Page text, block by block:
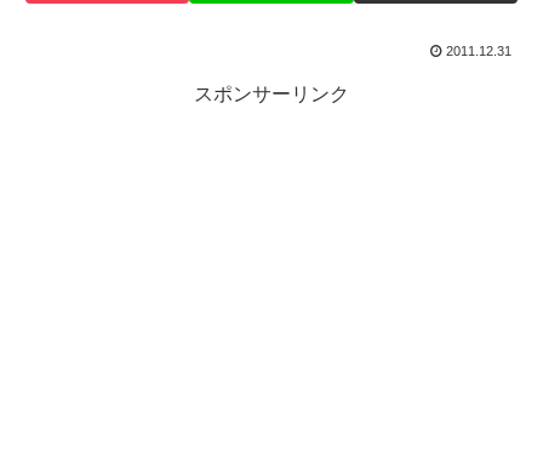
2011.12.31
スポンサーリンク